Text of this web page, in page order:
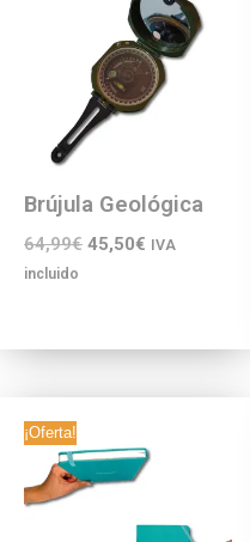
Brújula Geológica
64,99€ 45,50€ IVA
incluido
¡Oferta!